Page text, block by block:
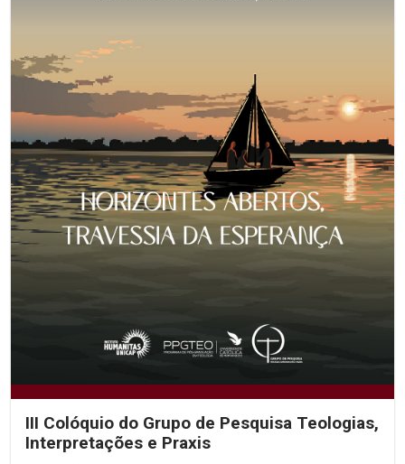
III Colóquio do Grupo de Pesquisa Teologias,
Interpretações e Praxis